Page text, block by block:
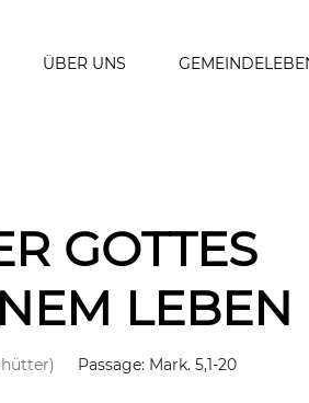
ÜBER UNS
GOTTES
LEBEN
Passage: Mark. 5,1-20